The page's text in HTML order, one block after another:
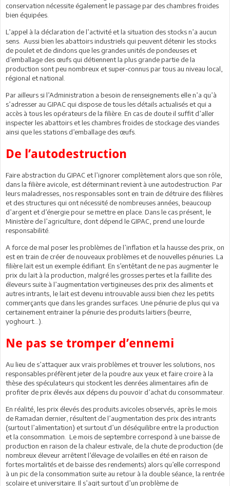
conservation nécessite également le passage par des chambres froides
bien équipées.
L’appel à la déclaration de l’activité et la situation des stocks n’a aucun
sens. Aussi bien les abattoirs industriels qui peuvent détenir les stocks
de poulet et de dindons que les grandes unités de pondeuses et
d’emballage des œufs qui détiennent la plus grande partie de la
production sont peu nombreux et super-connus par tous au niveau local,
régional et national.
Par ailleurs si l’Administration a besoin de renseignements elle n’a qu’à
s’adresser au GIPAC qui dispose de tous les détails actualisés et qui a
accès à tous les opérateurs de la filière. En cas de doute il suffit d’aller
inspecter les abattoirs et les chambres froides de stockage des viandes
ainsi que les stations d’emballage des œufs.
De l’autodestruction
Faire abstraction du GIPAC et l’ignorer complètement alors que son rôle,
dans la filière avicole, est déterminant revient à une autodestruction. Par
leurs maladresses, nos responsables sont en train de détruire des filières
et des structures qui ont nécessité de nombreuses années, beaucoup
d’argent et d’énergie pour se mettre en place. Dans le cas présent, le
Ministère de l’agriculture, dont dépend le GIPAC, prend une lourde
responsabilité.
A force de mal poser les problèmes de l’inflation et la hausse des prix, on
est en train de créer de nouveaux problèmes et de nouvelles pénuries. La
filière lait est un exemple édifiant. En s’entêtant de ne pas augmenter le
prix du lait à la production, malgré les grosses pertes et la faillite des
éleveurs suite à l’augmentation vertigineuses des prix des aliments et
autres intrants, le lait est devenu introuvable aussi bien chez les petits
commerçants que dans les grandes surfaces. Une pénurie de plus qui va
certainement entrainer la pénurie des produits laitiers (beurre,
yoghourt…).
Ne pas se tromper d’ennemi
Au lieu de s’attaquer aux vrais problèmes et trouver les solutions, nos
responsables préfèrent jeter de la poudre aux yeux et faire croire à la
thèse des spéculateurs qui stockent les denrées alimentaires afin de
profiter de prix élevés aux dépens du pouvoir d’achat du consommateur.
En réalité, les prix élevés des produits avicoles observés, après le mois
de Ramadan dernier, résultent de l’augmentation des prix des intrants
(surtout l’alimentation) et surtout d’un déséquilibre entre la production
et la consommation. Le mois de septembre correspond à une baisse de
production en raison de la chaleur estivale, de la chute de production (de
nombreux éleveur arrêtent l’élevage de volailles en été en raison de
fortes mortalités et de baisse des rendements) alors qu’elle correspond
à un pic de la consommation suite au retour à la double séance, la rentrée
scolaire et universitaire. Il s’agit surtout d’un problème de